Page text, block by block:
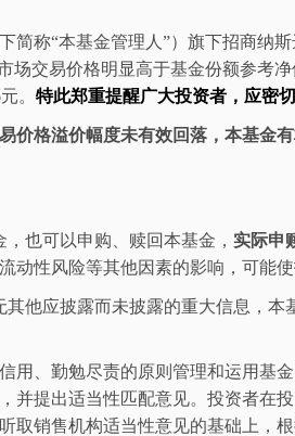
下简称“本基金管理人”）旗下招商纳
场交易价格明显高于基金份额参考净
元。 特此郑重提醒广大投资者，应密切
价格溢价幅度未有效回落，本基金
也可以申购、赎回本基金 ，实际申
动性风险等其他因素的影响，可能使
其他应披露而未披露的重大信息 ，本
用、勤勉尽责的原则管理和运用基
并提出适当性匹配意见。投资者在
取销售机构适当性意见的基础上，